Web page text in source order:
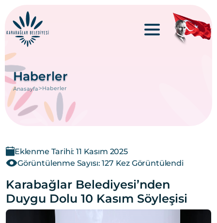
Haberler
Anasayfa>Haberler
Eklenme Tarihi: 11 Kasım 2025
Görüntülenme Sayısı: 127 Kez Görüntülendi
Karabağlar Belediyesi’nden
Duygu Dolu 10 Kasım Söyleşisi